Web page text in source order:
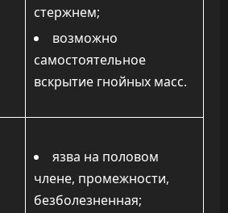
стержнем;
возможно
самостоятельное
вскрытие гнойных масс.
язва на половом
члене, промежности,
безболезненная;